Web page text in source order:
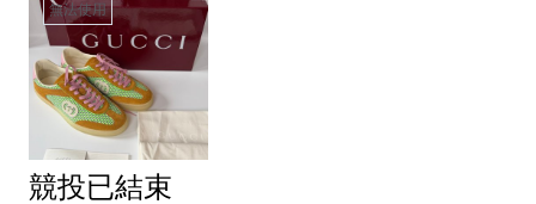
無法使用
競投已結束